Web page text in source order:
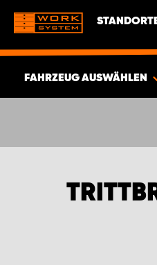
FAHRZEUG AUSWÄHLEN
ARTIKEL